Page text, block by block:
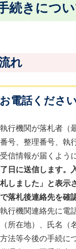
続きにつ
れ
電話くださ
行機関が落札者（
号、整理番号、執
信情報が届くよう
日に送信します
しました」と表示
落札後連絡先を確
行機関連絡先に
所在地）、氏名（
法等今後の手続に